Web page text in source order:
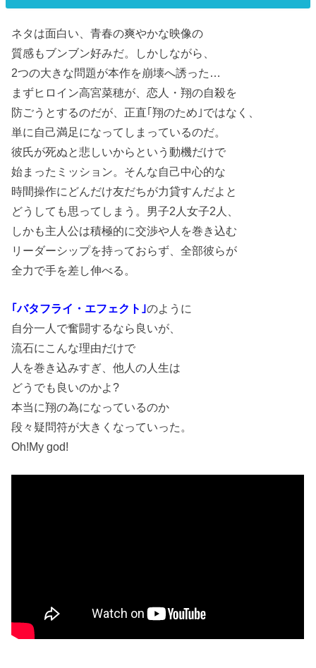
ネタは面白い、青春の爽やかな映像の
質感もブンブン好みだ。しかしながら、
2つの大きな問題が本作を崩壊へ誘った…
まずヒロイン高宮菜穂が、恋人・翔の自殺を
防ごうとするのだが、正直｢翔のため｣ではなく、
単に自己満足になってしまっているのだ。
彼氏が死ぬと悲しいからという動機だけで
始まったミッション。そんな自己中心的な
時間操作にどんだけ友だちが力貸すんだよと
どうしても思ってしまう。男子2人女子2人、
しかも主人公は積極的に交渉や人を巻き込む
リーダーシップを持っておらず、全部彼らが
全力で手を差し伸べる。
｢バタフライ・エフェクト｣のように
自分一人で奮闘するなら良いが、
流石にこんな理由だけで
人を巻き込みすぎ、他人の人生は
どうでも良いのかよ?
本当に翔の為になっているのか
段々疑問符が大きくなっていった。
Oh!My god!